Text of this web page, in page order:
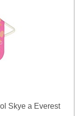
Skye a Everest